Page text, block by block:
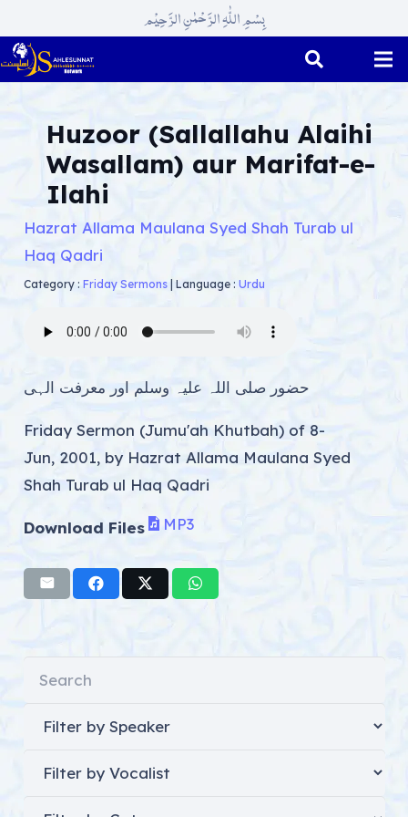
بِسْمِ اللّٰہِ الرَّحْمٰنِ الرَّحِیْم
Huzoor (Sallallahu Alaihi
Wasallam) aur Marifat-e-
Ilahi
Hazrat Allama Maulana Syed Shah Turab ul
Haq Qadri
Category : Friday Sermons| Language : Urdu
حضور صلی اللہ علیہ وسلم اور معرفت الہی
Friday Sermon (Jumu'ah Khutbah) of 8-
Jun, 2001, by Hazrat Allama Maulana Syed
Shah Turab ul Haq Qadri
Download Files MP3